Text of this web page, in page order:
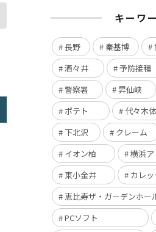
キーワ
長野 秦基博
酒々井
予防接種
警察署
昇仙峡
ポテト
代々木
下北沢
クレーム
イオン柏
横浜
東小金井
カレ
恵比寿ザ・ガーデンホー
PCソフト